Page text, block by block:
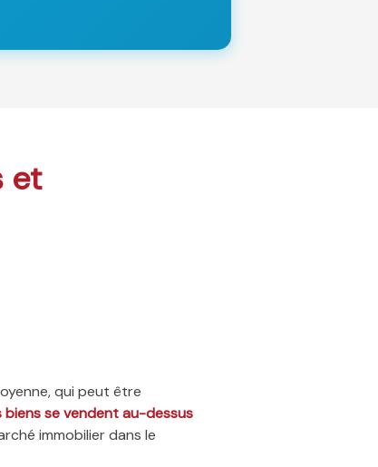
et
qui peut être
biens se vendent au-dessus
immobilier dans le